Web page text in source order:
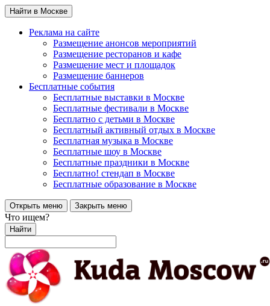
Найти в Москве
Реклама на сайте
Размещение анонсов мероприятий
Размещение ресторанов и кафе
Размещение мест и площадок
Размещение баннеров
Бесплатные события
Бесплатные выставки в Москве
Бесплатные фестивали в Москве
Бесплатно с детьми в Москве
Бесплатный активный отдых в Москве
Бесплатная музыка в Москве
Бесплатные шоу в Москве
Бесплатные праздники в Москве
Бесплатно! стендап в Москве
Бесплатные образование в Москве
Открыть меню Закрыть меню
Что ищем?
Найти